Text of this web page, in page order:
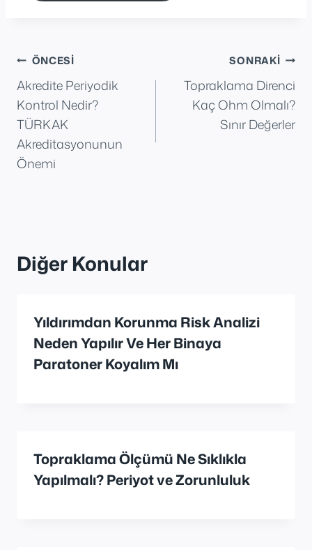
Yazı
gezinmesi
ÖNCESI
Akredite Periyodik
Kontrol Nedir?
TÜRKAK
Akreditasyonunun
Önemi
SONRAKI
Topraklama Direnci
Kaç Ohm Olmalı?
Sınır Değerler
Diğer Konular
Yıldırımdan Korunma Risk Analizi
Neden Yapılır Ve Her Binaya
Paratoner Koyalım Mı
Topraklama Ölçümü Ne Sıklıkla
Yapılmalı? Periyot ve Zorunluluk